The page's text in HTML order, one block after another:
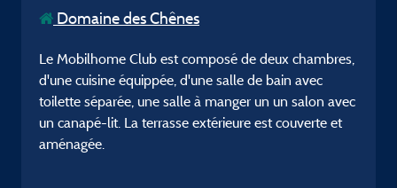
Domaine des Chênes
Le Mobilhome Club est composé de deux chambres,
d'une cuisine équippée, d'une salle de bain avec
toilette séparée, une salle à manger un un salon avec
un canapé-lit. La terrasse extérieure est couverte et
aménagée.